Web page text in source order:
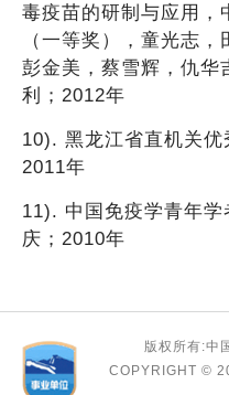
毒疫苗的研制与应用，
（一等奖），童光志
彭金美，蔡雪辉，仇华
利；2012年
10). 黑龙江省直机关优
2011年
11). 中国免疫学青年学
庆；2010年
版权所有:中
COPYRIGHT ©